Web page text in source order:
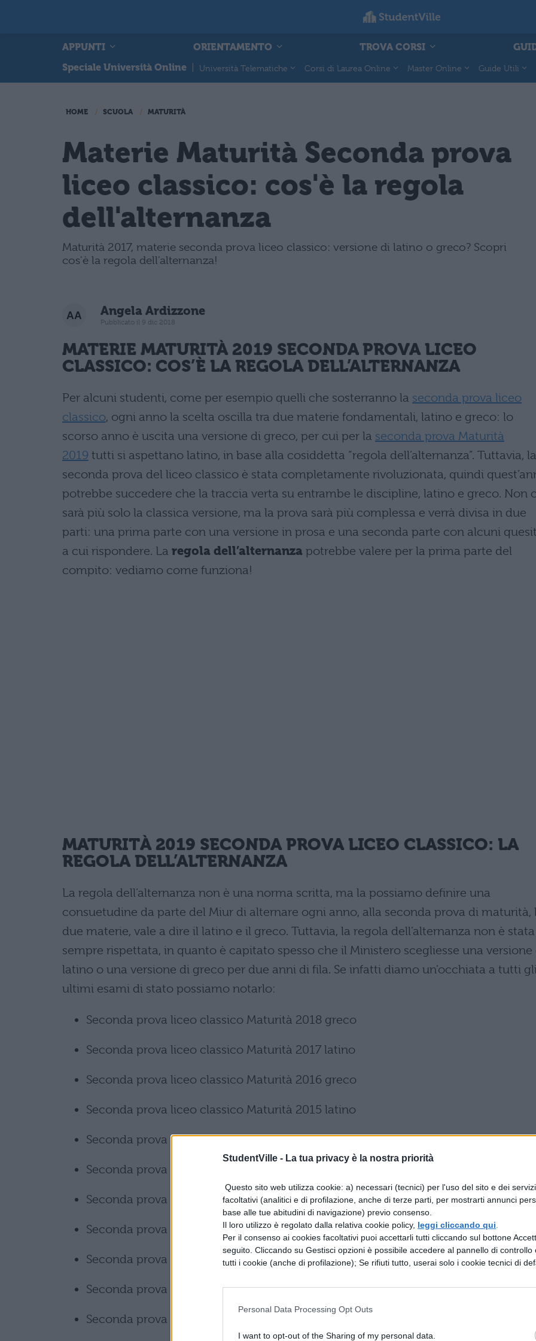
StudentVille - La tua privacy è la nostra priorità
Questo sito web utilizza cookie: a) necessari (tecnici) per l'uso del sito e dei
facoltativi (analitici e di profilazione, anche di terze parti, per mostrarti annunci
base alle tue abitudini di navigazione) previo consenso.
Il loro utilizzo è regolato dalla relativa cookie policy, leggi cliccando qui
Per il consenso ai cookies facoltativi puoi accettarli tutti cliccando sul bottone
seguito. Cliccando su Gestisci opzioni è possibile accedere al pannello di controllo
tutti i cookie (anche di profilazione); Se rifiuti tutto, userai solo i cookie tecnici di
Personal Data Processing Opt Outs
I want to opt-out of the Sharing of my personal data.
APPUNTI ORIENTAMENTO TROVA CORSI
Speciale Università Online
Università Telematiche Corsi di Laurea Online Master Online Guide Utili
HOME SCUOLA MATURITÀ
Materie Maturità Seconda prova
liceo classico: cos'è la regola
dell'alternanza
Maturità 2017, materie seconda prova liceo classico: versione di latino o greco? Scopri
cos'è la regola dell'alternanza!
Angela Ardizzone
Pubblicato il 9 dic 2018
MATERIE MATURITÀ 2019 SECONDA PROVA LICEO
CLASSICO: COS’È LA REGOLA DELL’ALTERNANZA
Per alcuni studenti, come per esempio quelli che sosterranno la seconda prova liceo
classico, ogni anno la scelta oscilla tra due materie fondamentali, latino e greco: lo
scorso anno è uscita una versione di greco, per cui per la seconda prova Maturità
2019 tutti si aspettano latino, in base alla cosiddetta “regola dell’alternanza”. Tuttavia, la
seconda prova del liceo classico è stata completamente rivoluzionata, quindi
potrebbe succedere che la traccia verta su entrambe le discipline, latino e greco. Non
sarà più solo la classica versione, ma la prova sarà più complessa e verrà divisa in due
parti: una prima parte con una versione in prosa e una seconda parte con alcuni
a cui rispondere. La regola dell’alternanza potrebbe valere per la prima parte del
compito: vediamo come funziona!
MATURITÀ2019 SECONDA PROVA LICEO CLASSICO: LA
REGOLA DELL’ALTERNANZA
La regola dell’alternanza non è una norma scritta, ma la possiamo definire una
consuetudine da parte del Miur di alternare ogni anno, alla seconda prova di maturità,
due materie, vale a dire il latino e il greco. Tuttavia, la regola dell’alternanza non è stata
sempre rispettata, in quanto è capitato spesso che il Ministero scegliesse una versione
latino o una versione di greco per due anni di fila. Se infatti diamo un’occhiata a tutti
ultimi esami di stato possiamo notarlo:
Seconda prova liceo classico Maturità 2018 greco
Seconda prova liceo classico Maturità 2017 latino
Seconda prova liceo classico Maturità 2016 greco
Seconda prova liceo classico Maturità 2015 latino
Seconda prova liceo classico Maturità 2014 greco
Seconda prova liceo classico Maturità 2013 latino
Seconda prova liceo classico Maturità 2012 greco
Seconda prova liceo classico Maturità 2011 latino
Seconda prova liceo classico Maturità 2010 greco
Seconda prova liceo classico Maturità 2009 latino
Seconda prova liceo classico Maturità 2008 greco